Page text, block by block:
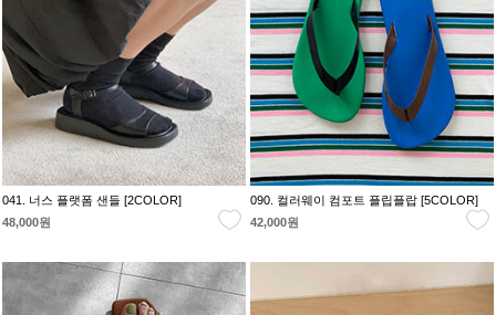
041. 너스 플랫폼 샌들 [2COLOR]
48,000원
090. 컬러웨이 컴포트 플립플랍 [5COLOR]
42,000원